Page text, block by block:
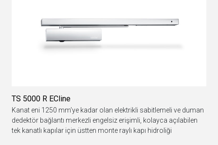
TS 5000 R ECline
Kanat eni 1250 mm’ye kadar olan elektrikli sabitlemeli ve duman
dedektör bağlantı merkezli engelsiz erişimli, kolayca açılabilen
tek kanatlı kapılar için üstten monte raylı kapı hidroliği